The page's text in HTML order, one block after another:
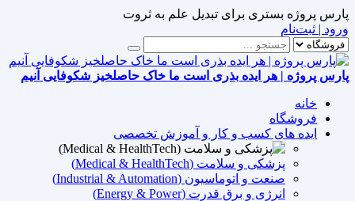
پارس پروژه بستری برای تبدیل علم به ثروت
ورود | ثبت‌نام
پارس پروژه | هر ایده بذری است ما خاک حاصلخیز شکوفایی آنیم
خانه
فروشگاه
ایده های کسب و کار و آموزش تخصصی
پزشکی و سلامت (Medical & HealthTech)
صنعت و اتوماسیون (Industrial & Automation)
انرژی و برق قدرت (Energy & Power)